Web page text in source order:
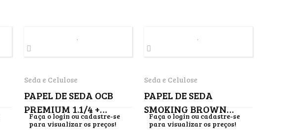
Seda e Celulose
PAPEL DE SEDA OCB
PREMIUM 1.1/4 +
FILTER
Faça o login ou cadastre-se
para visualizar os preços!
Seda e Celulose
PAPEL DE SEDA
SMOKING BROWN
ROLLS
Faça o login ou cadastre-se
para visualizar os preços!